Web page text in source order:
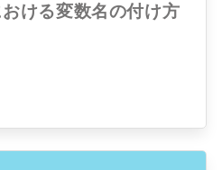
ける変数名の付け方